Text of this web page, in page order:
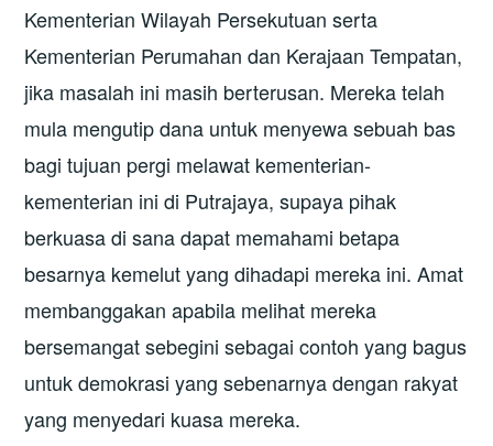
Kementerian Wilayah Persekutuan serta
Kementerian Perumahan dan Kerajaan Tempatan,
jika masalah ini masih berterusan. Mereka telah
mula mengutip dana untuk menyewa sebuah bas
bagi tujuan pergi melawat kementerian-
kementerian ini di Putrajaya, supaya pihak
berkuasa di sana dapat memahami betapa
besarnya kemelut yang dihadapi mereka ini. Amat
membanggakan apabila melihat mereka
bersemangat sebegini sebagai contoh yang bagus
untuk demokrasi yang sebenarnya dengan rakyat
yang menyedari kuasa mereka.